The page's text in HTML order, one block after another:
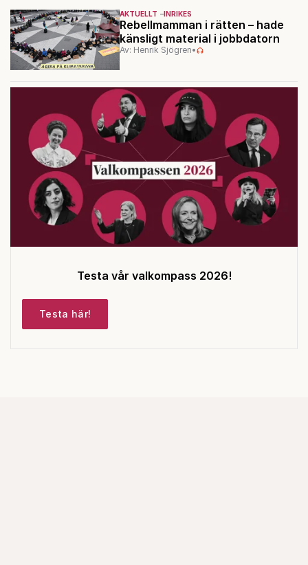
AKTUELLT INRIKES
Rebellmamman i rätten – hade
känsligt material i jobbdatorn
Av: Henrik Sjögren•
Testa vår valkompass 2026!
Testa här!